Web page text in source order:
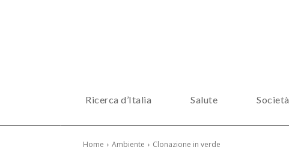
Ricerca d’Italia Salute Società
Home Ambiente Clonazione in verde